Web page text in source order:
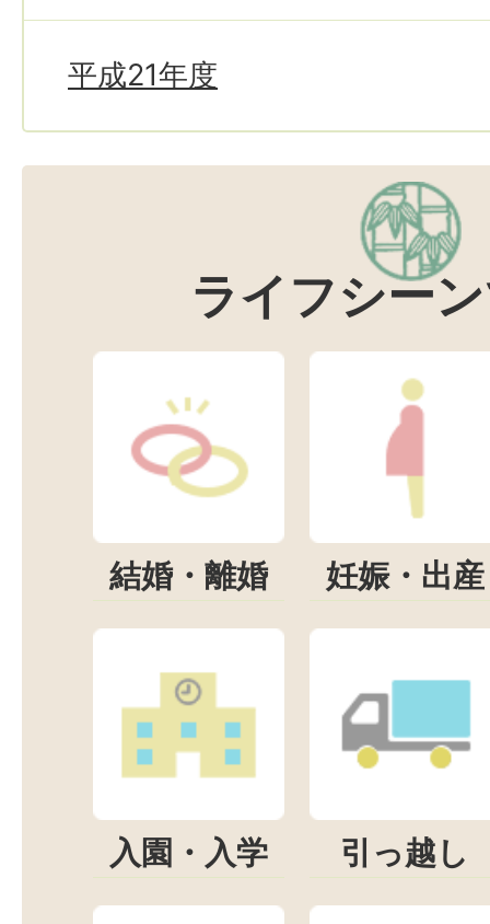
平成21年度
ライフシー
結婚・離婚 妊娠・出産
入園・入学 引っ越し